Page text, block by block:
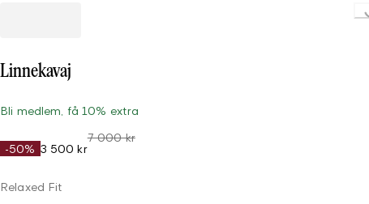
Linnekavaj
Bli medlem, få 10% extra
-50% 3 500 kr
7 000 kr
Relaxed Fit